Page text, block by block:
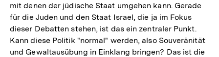
mit denen der jüdische Staat umgehen kann. Gerade
für die Juden und den Staat Israel, die ja im Fokus
dieser Debatten stehen, ist das ein zentraler Punkt.
Kann diese Politik "normal" werden, also Souveränität
und Gewaltausübung in Einklang bringen? Das ist die